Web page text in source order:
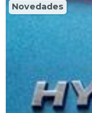
Novedades